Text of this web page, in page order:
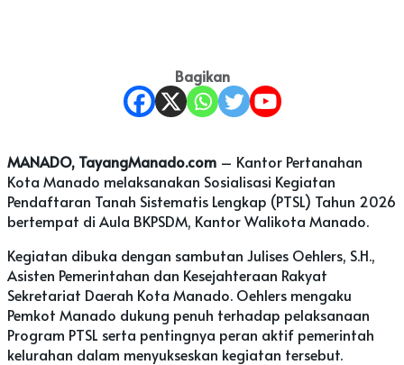
Bagikan
MANADO, TayangManado.com – Kantor Pertanahan
Kota Manado melaksanakan Sosialisasi Kegiatan
Pendaftaran Tanah Sistematis Lengkap (PTSL) Tahun 2026
bertempat di Aula BKPSDM, Kantor Walikota Manado.
Kegiatan dibuka dengan sambutan Julises Oehlers, S.H.,
Asisten Pemerintahan dan Kesejahteraan Rakyat
Sekretariat Daerah Kota Manado. Oehlers mengaku
Pemkot Manado dukung penuh terhadap pelaksanaan
Program PTSL serta pentingnya peran aktif pemerintah
kelurahan dalam menyukseskan kegiatan tersebut.